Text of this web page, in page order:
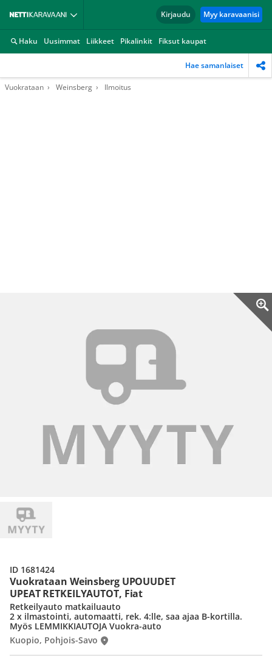
Kirjaudu Myy karavaanisi
Haku Uusimmat Liikkeet Pikalinkit Fiksut kaupat
Hae samanlaiset
Vuokrataan Weinsberg Ilmoitus
Vuokrataan Weinsberg UPOUUDET
UPEAT RETKEILYAUTOT, Fiat
Retkeilyauto matkailuauto
2 x ilmastointi, automaatti, rek. 4:lle, saa ajaa B-kortilla.
Myös LEMMIKKIAUTOJA Vuokra-auto
Kuopio, Pohjois-Savo
ID 1681424